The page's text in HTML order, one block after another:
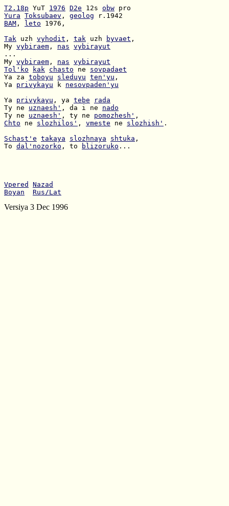
T2.18p YuT 1976 D2e 12s obw
Yura Toksubaev , geolog
BAM , leto 1976,
Tak uzh vyhodit , tak uzh byvaet
My vybiraem , nas vybirayut
My vybiraem , nas vybirayut
Tol'ko
kak chasto ne sovpadaet
Ya za toboyu sleduyu ten'yu
Ya privykayu k nesovpaden'yu
Ya privykayu , ya tebe
rada
Ty ne uznaesh' , da i ne nado
Ty ne uznaesh' , ty ne pomozhesh'
Chto ne slozhilos' , vmeste ne slozhish' .
Schast'e takaya slozhnaya shtuka
To dal'nozorko , to blizoruko ...
Vpered
Nazad
Boyan
Rus/Lat
Versiya 3 Dec 1996